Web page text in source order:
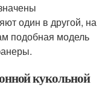
один в другой, на
подобная модель
кукольной